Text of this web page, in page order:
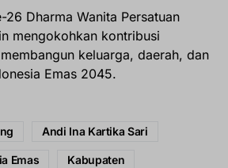
26 Dharma Wanita Persatuan
mengokohkan kontribusi
keluarga, daerah, dan
Emas 2045.
Andi Ina Kartika Sari
Emas Kabupaten